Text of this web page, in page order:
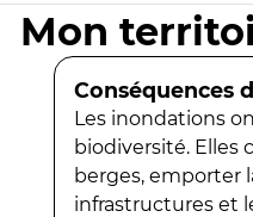
Mon
Conséquences
Les inondations
biodiversité. Elles
berges, emporter
infrastructures et